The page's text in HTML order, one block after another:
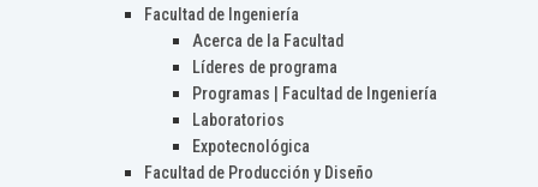
Facultad de Ingeniería
Acerca de la Facultad
Líderes de programa
Programas | Facultad de Ingeniería
Laboratorios
Expotecnológica
Facultad de Producción y Diseño